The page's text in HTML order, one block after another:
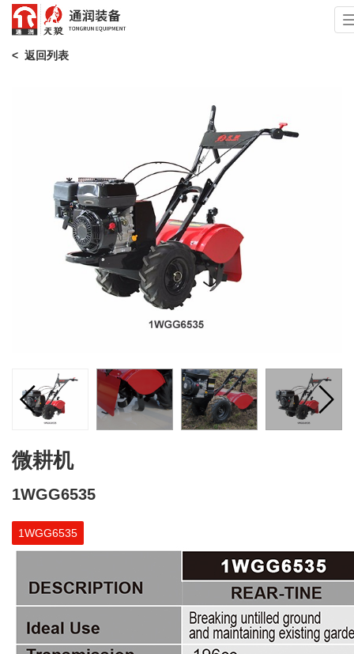
< 返回列表
微耕机
1WGG6535
1WGG6535